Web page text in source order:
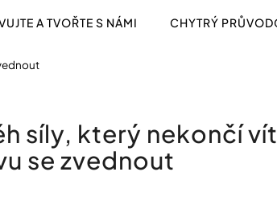
A TVOŘTE S NÁMI CHYTRÝ
síly, který nekončí
se zvednout